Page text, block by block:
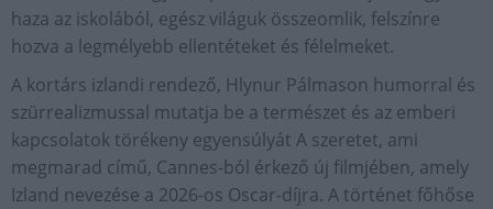
haza az iskolából, egész világuk összeomlik, felszínre
hozva a legmélyebb ellentéteket és félelmeket.
A kortárs izlandi rendező, Hlynur Pálmason humorral és
szürrealizmussal mutatja be a természet és az emberi
kapcsolatok törékeny egyensúlyát A szeretet, ami
megmarad című, Cannes-ból érkező új filmjében, amely
Izland nevezése a 2026-os Oscar-díjra. A történet főhőse